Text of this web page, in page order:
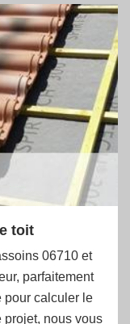
toit
06710 et
parfaitement
pour calculer le
projet, nous vous